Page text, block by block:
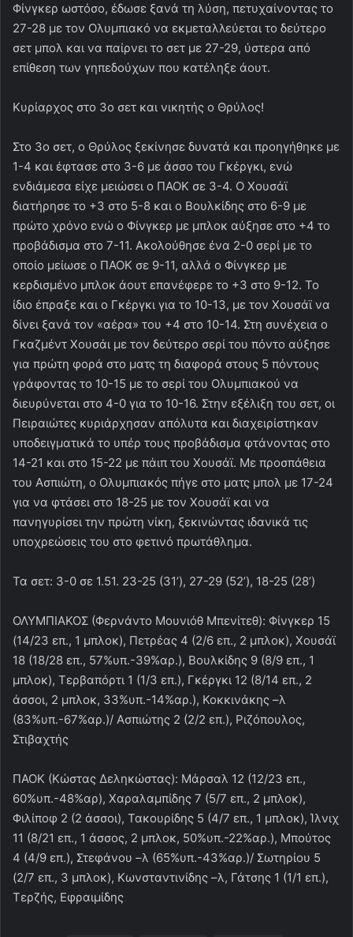
Φίνγκερ ωστόσο, έδωσε ξανά τη λύση, πετυχαίνοντας το
27-28 με τον Ολυμπιακό να εκμεταλλεύεται το δεύτερο
σετ μπολ και να παίρνει το σετ με 27-29, ύστερα από
επίθεση των γηπεδούχων που κατέληξε άουτ.
Κυρίαρχος στο 3ο σετ και νικητής ο Θρύλος!
Στο 3ο σετ, ο Θρύλος ξεκίνησε δυνατά και προηγήθηκε με
1-4 και έφτασε στο 3-6 με άσσο του Γκέργκι, ενώ
ενδιάμεσα είχε μειώσει ο ΠΑΟΚ σε 3-4. Ο Χουσάϊ
διατήρησε το +3 στο 5-8 και ο Βουλκίδης στο 6-9 με
πρώτο χρόνο ενώ ο Φίνγκερ με μπλοκ αύξησε στο +4 το
προβάδισμα στο 7-11. Ακολούθησε ένα 2-0 σερί με το
οποίο μείωσε ο ΠΑΟΚ σε 9-11, αλλά ο Φίνγκερ με
κερδισμένο μπλοκ άουτ επανέφερε το +3 στο 9-12. Το
ίδιο έπραξε και ο Γκέργκι για το 10-13, με τον Χουσάϊ να
δίνει ξανά τον «αέρα» του +4 στο 10-14. Στη συνέχεια ο
Γκαζμέντ Χουσάι με τον δεύτερο σερί του πόντο αύξησε
για πρώτη φορά στο ματς τη διαφορά στους 5 πόντους
γράφοντας το 10-15 με το σερί του Ολυμπιακού να
διευρύνεται στο 4-0 για το 10-16. Στην εξέλιξη του σετ, οι
Πειραιώτες κυριάρχησαν απόλυτα και διαχειρίστηκαν
υποδειγματικά το υπέρ τους προβάδισμα φτάνοντας στο
14-21 και στο 15-22 με πάιπ του Χουσάϊ. Με προσπάθεια
του Ασπιώτη, ο Ολυμπιακός πήγε στο ματς μπολ με 17-24
για να φτάσει στο 18-25 με τον Χουσάϊ και να
πανηγυρίσει την πρώτη νίκη, ξεκινώντας ιδανικά τις
υποχρεώσεις του στο φετινό πρωτάθλημα.
Τα σετ: 3-0 σε 1.51. 23-25 (31’), 27-29 (52’), 18-25 (28’)
ΟΛΥΜΠΙΑΚΟΣ (Φερνάντο Μουνιόθ Μπενίτεθ): Φίνγκερ 15
(14/23 επ., 1 μπλοκ), Πετρέας 4 (2/6 επ., 2 μπλοκ), Χουσάϊ
18 (18/28 επ., 57%υπ.-39%αρ.), Βουλκίδης 9 (8/9 επ., 1
μπλοκ), Τερβαπόρτι 1 (1/3 επ.), Γκέργκι 12 (8/14 επ., 2
άσσοι, 2 μπλοκ, 33%υπ.-14%αρ.), Κοκκινάκης –λ
(83%υπ.-67%αρ.)/ Ασπιώτης 2 (2/2 επ.), Ριζόπουλος,
Στιβαχτής
ΠΑΟΚ (Κώστας Δεληκώστας): Μάρσαλ 12 (12/23 επ.,
60%υπ.-48%αρ), Χαραλαμπίδης 7 (5/7 επ., 2 μπλοκ),
Φιλίποφ 2 (2 άσσοι), Τακουρίδης 5 (4/7 επ., 1 μπλοκ), Ίλνιχ
11 (8/21 επ., 1 άσσος, 2 μπλοκ, 50%υπ.-22%αρ.), Μπούτος
4 (4/9 επ.), Στεφάνου –λ (65%υπ.-43%αρ.)/ Σωτηρίου 5
(2/7 επ., 3 μπλοκ), Κωνσταντινίδης –λ, Γάτσης 1 (1/1 επ.),
Τερζής, Εφραιμίδης